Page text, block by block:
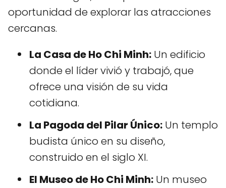
oportunidad de explorar las atracciones
cercanas.
La Casa de Ho Chi Minh: Un edificio
donde el líder vivió y trabajó, que
ofrece una visión de su vida
cotidiana.
La Pagoda del Pilar Único: Un templo
budista único en su diseño,
construido en el siglo XI.
El Museo de Ho Chi Minh: Un museo